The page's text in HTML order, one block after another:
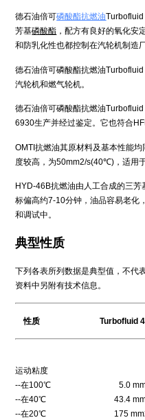
德石油倍可磷酸酯抗燃油
芳基磷酸酯 ，配方有良好的氧化安
和防乳化性也都控制在汽轮机制造
德石油倍可磷酸酯抗燃油
汽轮机和燃气轮机。
德石油倍可磷酸酯抗燃油
6930生产并经过鉴定。它也符合
OMTI抗燃油其原材料及基本性能
度较高，为50mm2/s(40℃)，适用
HYD-46B抗燃油由人工合成的三
标偏高约7-10分钟，油品容易老化
和调试中。
典型性质
下列各表所列数据是典型值，不代
资料中另附有技术信息。
性质 Turbofluid
运动粘度
--在100℃ 5.0
--在40℃ 43.4
--在20℃ 175